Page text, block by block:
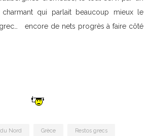
qui parlait beaucoup mieux le
encore de nets progrès à faire côté
Nord Grèce Restos grecs